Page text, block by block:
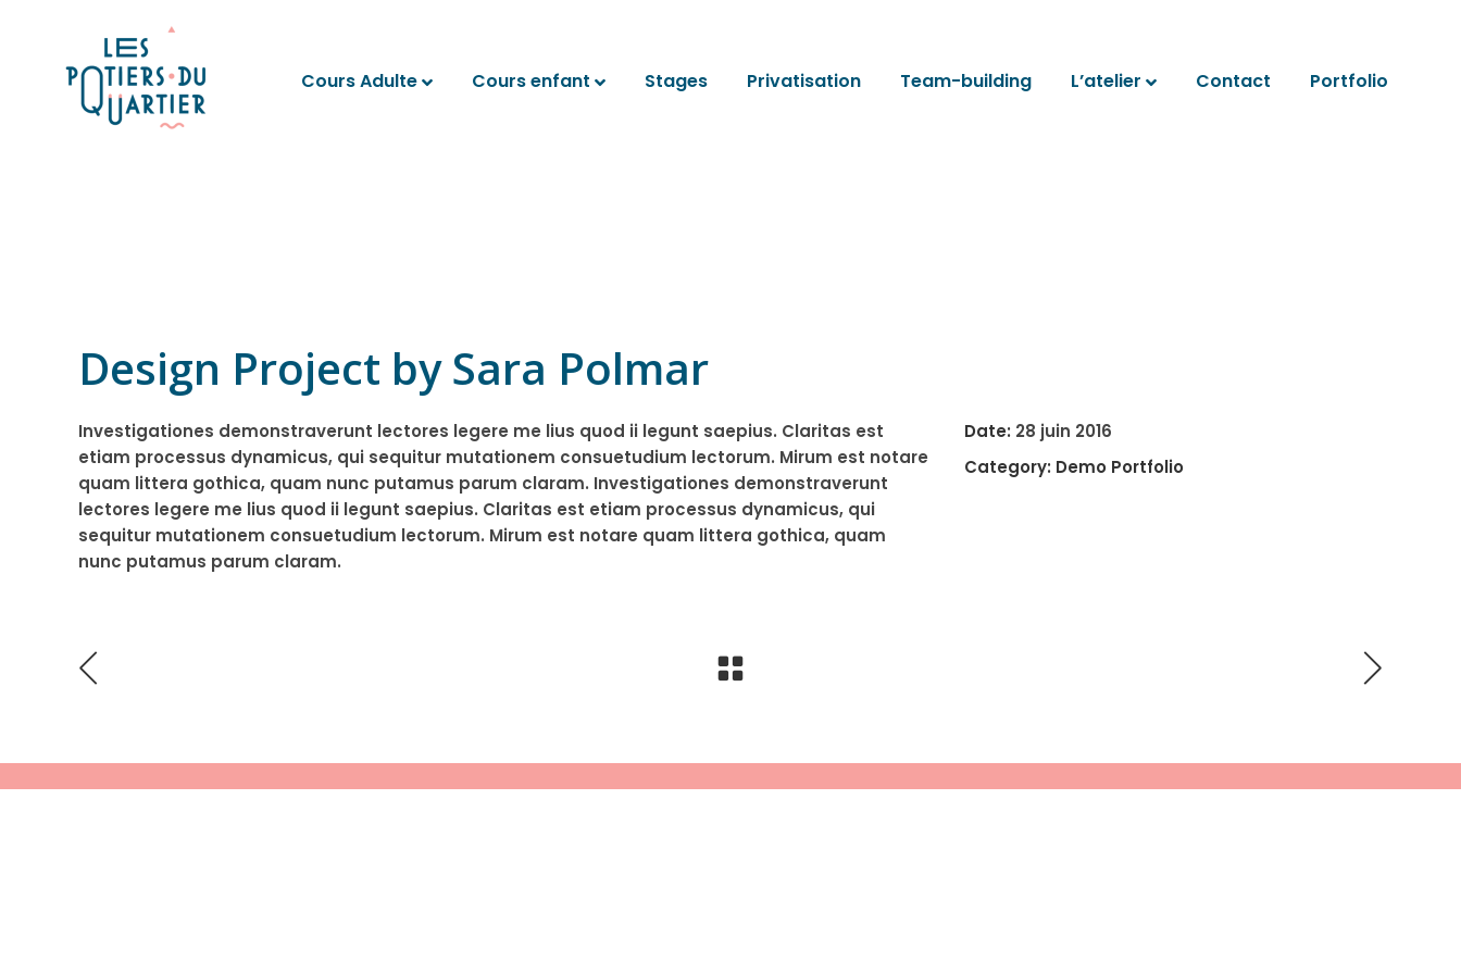
Cours Adulte Cours enfant Stages Privatisation Team-building L’atelier Contact Portfolio
Design Project by Sara Polmar
Investigationes demonstraverunt lectores legere me lius quod ii legunt saepius. Claritas est
etiam processus dynamicus, qui sequitur mutationem consuetudium lectorum. Mirum est notare
quam littera gothica, quam nunc putamus parum claram. Investigationes demonstraverunt
lectores legere me lius quod ii legunt saepius. Claritas est etiam processus dynamicus, qui
sequitur mutationem consuetudium lectorum. Mirum est notare quam littera gothica, quam
nunc putamus parum claram.
Date: 28 juin 2016
Category: Demo Portfolio